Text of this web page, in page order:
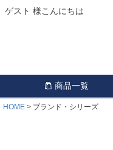
ゲスト 様こんにちは
商品一覧
HOME ブランド・シリーズ